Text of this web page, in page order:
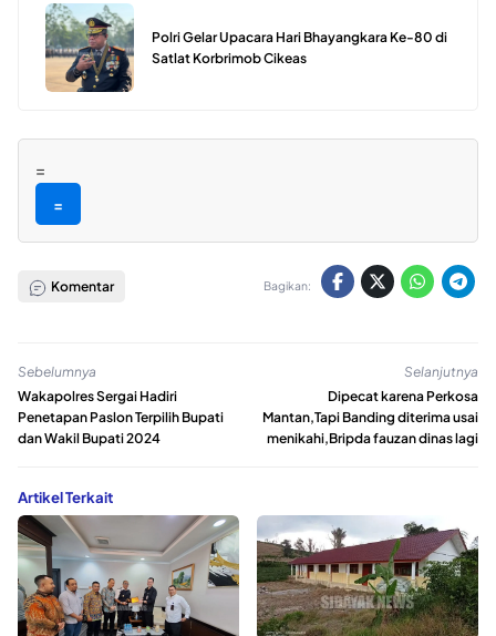
Polri Gelar Upacara Hari Bhayangkara Ke-80 di
Satlat Korbrimob Cikeas
=
=
Komentar Bagikan:
Sebelumnya
Wakapolres Sergai Hadiri
Penetapan Paslon Terpilih Bupati
dan Wakil Bupati 2024
Selanjutnya
Dipecat karena Perkosa
Mantan,Tapi Banding diterima usai
menikahi,Bripda fauzan dinas lagi
Artikel Terkait